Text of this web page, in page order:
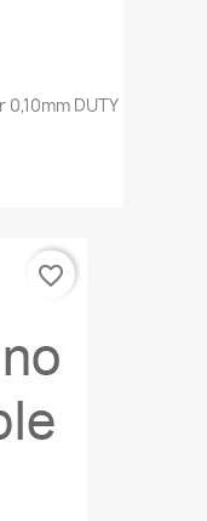
DUTY
favorite_border